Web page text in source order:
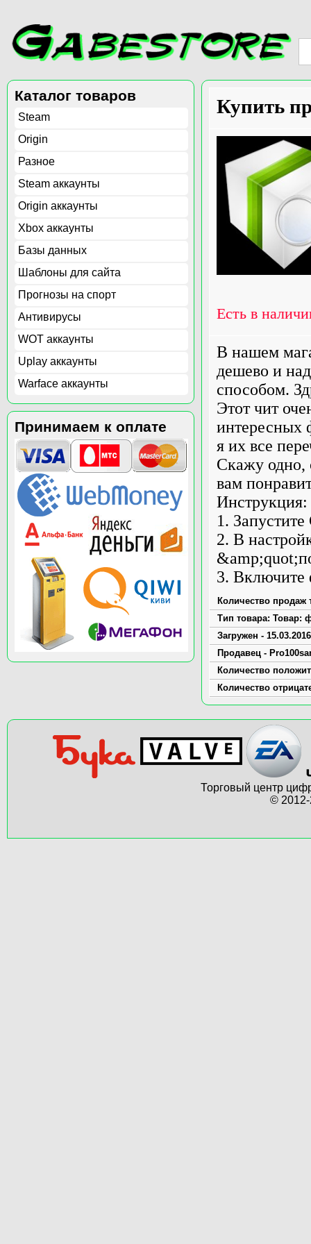
Каталог товаров
Steam
Origin
Разное
Steam аккаунты
Origin аккаунты
Xbox аккаунты
Базы данных
Шаблоны для сайта
Прогнозы на спорт
Антивирусы
WOT аккаунты
Uplay аккаунты
Warface аккаунты
Принимаем к оплате
Купить
Есть в
В нашем
дешево и
способом.
Этот чит
интересных
я их все
Скажу одно,
вам
Инструкция:
1. Запустите
2. В
3. Включите
Количество продаж
Тип товара: Товар:
Загружен -
Продавец -
Количество
Количество
Торговый центр
©